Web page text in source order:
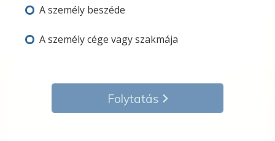
A személy beszéde
A személy cége vagy szakmája
Folytatás